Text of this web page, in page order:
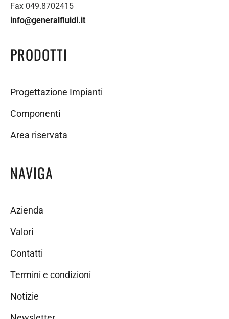
Fax 049.8702415
info@generalfluidi.it
PRODOTTI
Progettazione Impianti
Componenti
Area riservata
NAVIGA
Azienda
Valori
Contatti
Termini e condizioni
Notizie